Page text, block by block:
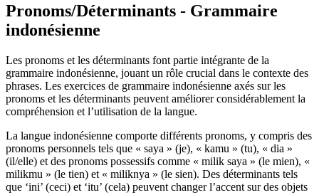
Pronoms/Déterminants - Grammaire
indonésienne
Les pronoms et les déterminants font partie intégrante de la
grammaire indonésienne, jouant un rôle crucial dans le contexte des
phrases. Les exercices de grammaire indonésienne axés sur les
pronoms et les déterminants peuvent améliorer considérablement la
compréhension et l’utilisation de la langue.
La langue indonésienne comporte différents pronoms, y compris des
pronoms personnels tels que « saya » (je), « kamu » (tu), « dia »
(il/elle) et des pronoms possessifs comme « milik saya » (le mien), «
milikmu » (le tien) et « miliknya » (le sien). Des déterminants tels
que ‘ini’ (ceci) et ‘itu’ (cela) peuvent changer l’accent sur des objets